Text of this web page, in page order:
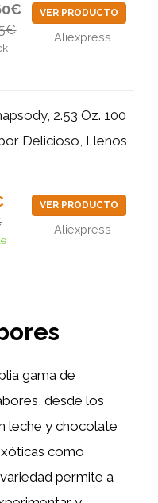
VER PRODUCTO
Aliexpress
2.53 Oz. 100
Delicioso, Llenos
VER PRODUCTO
Aliexpress
gama de
desde los
leche y chocolate
como
permite a